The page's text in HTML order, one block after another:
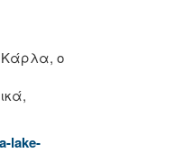
Κάρλα, ο
lake-